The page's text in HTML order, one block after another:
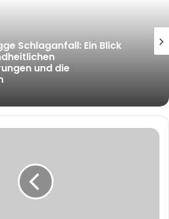
Schlaganfall: Ein Blick
Lebenslauf: Ein Blick auf
der Unternehmerin